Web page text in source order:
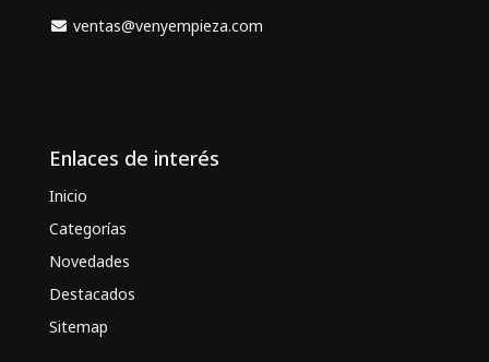
ventas@venyempieza.com
Enlaces de interés
Inicio
Categorías
Novedades
Destacados
Sitemap